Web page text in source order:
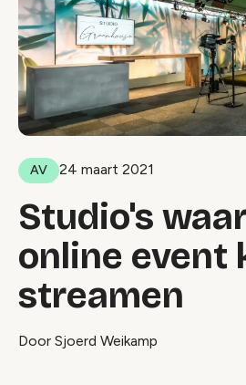
AV 24 maart 2021
Studio's
online event
streamen
Door Sjoerd Weikamp